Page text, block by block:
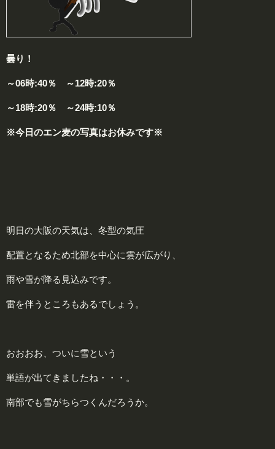
曇り！
～06時:40％ ～12時:20％
～18時:20％ ～24時:10％
※今日のエン麦の写真はお休みです※
明日の大阪の天気は、冬型の気圧
配置となるため北部を中心に雲が広がり、
雨や雪が降る見込みです。
雷を伴うところもあるでしょう。
おおおお、ついに雪という
単語が出てきましたね・・・。
南部でも雪がちらつくんだろうか。